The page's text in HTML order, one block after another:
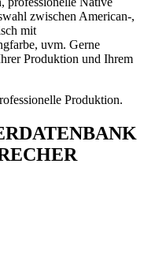
zwischen American-,
mit
uvm. Gerne
Produktion und Ihrem
Produktion.